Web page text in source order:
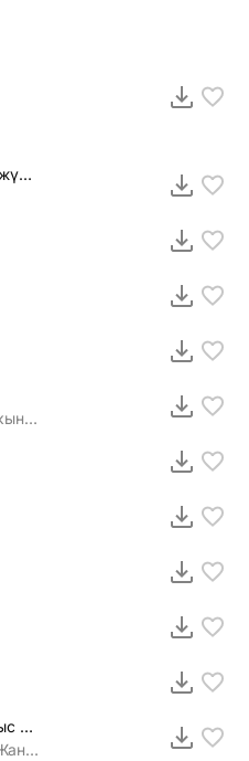
Сүйемiн дешi (Ғашық жүрек)
Жанар Дугалова & Айкын Толепберген
Сен емес (жанды дауыс 2015)
Бауыржан Ретбаев & Жанар Дугалова